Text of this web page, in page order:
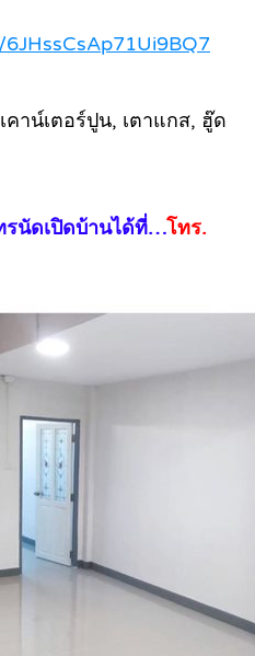
าน์เตอร์ปูน, เตาแกส, ฮู๊ด
รนัดเปิดบ้านได้ที่…โทร.